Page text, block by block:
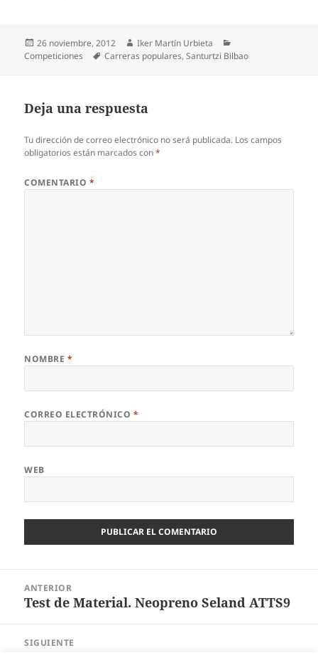
Publicado
el
26 noviembre, 2012 Autor
Iker Martín Urbieta
Competiciones
Etiquetas
Carreras populares,Santurtzi Bilbao
Deja una respuesta
Tu dirección de correo electrónico no será publicada. Los campos
obligatorios están marcados con*
COMENTARIO *
NOMBRE *
CORREO ELECTRÓNICO *
WEB
entradas
ANTERIOR
Entrada
Test de Material. Neopreno Seland ATTS9
SIGUIENTE